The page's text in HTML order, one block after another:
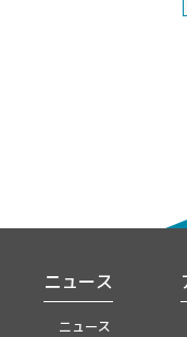
ニュース
ニュース